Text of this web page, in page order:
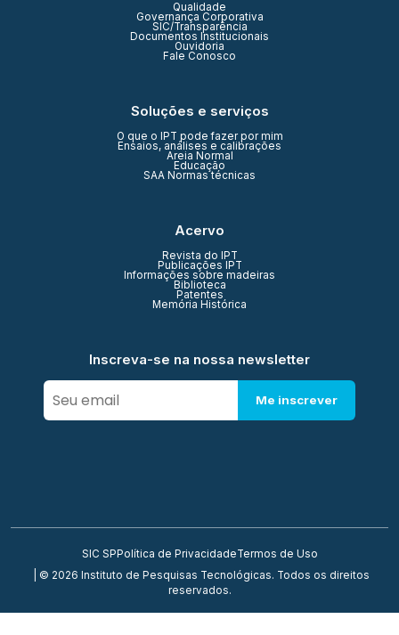
Qualidade
Governança Corporativa
SIC/Transparência
Documentos Institucionais
Ouvidoria
Fale Conosco
Soluções e serviços
O que o IPT pode fazer por mim
Ensaios, análises e calibrações
Areia Normal
Educação
SAA Normas técnicas
Acervo
Revista do IPT
Publicações IPT
Informações sobre madeiras
Biblioteca
Patentes
Memória Histórica
Inscreva-se na nossa newsletter
Me inscrever
SIC SP Política de PrivacidadeTermos de Uso
| © 2026 Instituto de Pesquisas Tecnológicas. Todos os direitos
reservados.